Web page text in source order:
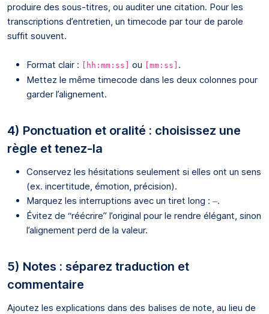
produire des sous-titres, ou auditer une citation. Pour les
transcriptions d’entretien, un timecode par tour de parole
suffit souvent.
Format clair : [hh:mm:ss] ou [mm:ss] .
Mettez le même timecode dans les deux colonnes pour
garder l’alignement.
4) Ponctuation et oralité : choisissez une
règle et tenez-la
Conservez les hésitations seulement si elles ont un sens
(ex. incertitude, émotion, précision).
Marquez les interruptions avec un tiret long : —.
Évitez de “réécrire” l’original pour le rendre élégant, sinon
l’alignement perd de la valeur.
5) Notes : séparez traduction et
commentaire
Ajoutez les explications dans des balises de note, au lieu de